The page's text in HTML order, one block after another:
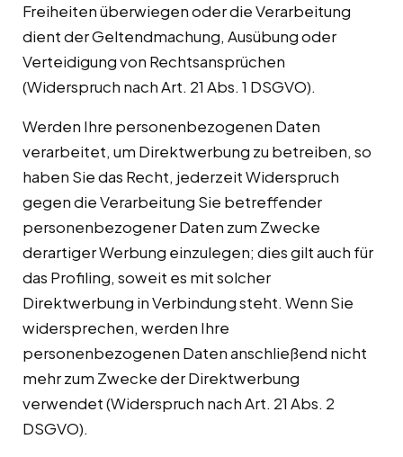
Freiheiten überwiegen oder die Verarbeitung
dient der Geltendmachung, Ausübung oder
Verteidigung von Rechtsansprüchen
(Widerspruch nach Art. 21 Abs. 1 DSGVO).
Werden Ihre personenbezogenen Daten
verarbeitet, um Direktwerbung zu betreiben, so
haben Sie das Recht, jederzeit Widerspruch
gegen die Verarbeitung Sie betreffender
personenbezogener Daten zum Zwecke
derartiger Werbung einzulegen; dies gilt auch für
das Profiling, soweit es mit solcher
Direktwerbung in Verbindung steht. Wenn Sie
widersprechen, werden Ihre
personenbezogenen Daten anschließend nicht
mehr zum Zwecke der Direktwerbung
verwendet (Widerspruch nach Art. 21 Abs. 2
DSGVO).